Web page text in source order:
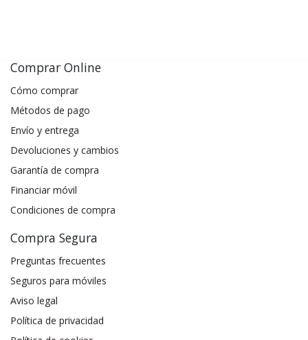
Comprar Online
Cómo comprar
Métodos de pago
Envío y entrega
Devoluciones y cambios
Garantía de compra
Financiar móvil
Condiciones de compra
Compra Segura
Preguntas frecuentes
Seguros para móviles
Aviso legal
Política de privacidad